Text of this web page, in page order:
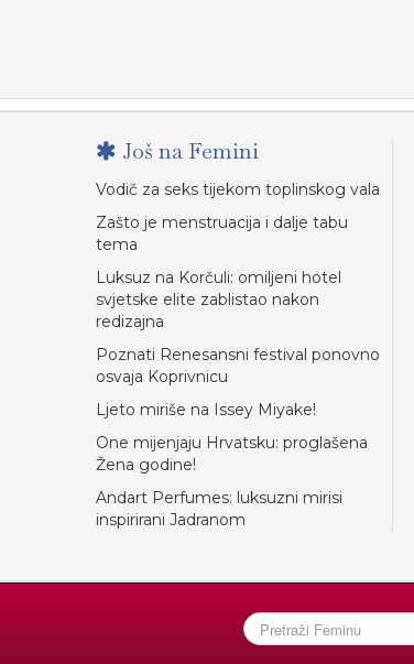
Još na Femini
Vodič za seks tijekom toplinskog vala
Zašto je menstruacija i dalje tabu
tema
Luksuz na Korčuli: omiljeni hotel
svjetske elite zablistao nakon
redizajna
Poznati Renesansni festival ponovno
osvaja Koprivnicu
Ljeto miriše na Issey Miyake!
One mijenjaju Hrvatsku: proglašena
Žena godine!
Andart Perfumes: luksuzni mirisi
inspirirani Jadranom